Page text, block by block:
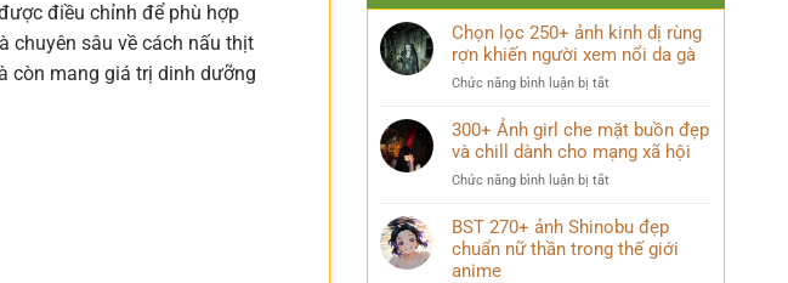
điều chỉnh để phù hợp
chuyên sâu về cách nấu thịt
còn mang giá trị dinh dưỡng
Chọn lọc 250+ ảnh kinh dị rùng
rợn khiến người xem nổi da gà
Chức năng bình luận bị tắt
lọc
250+
ảnh
kinh
rùng
rợn
300+ Ảnh girl che mặt buồn đẹp
và chill dành cho mạng xã hội
Chức năng bình luận bị tắt
Ảnh
girl
che
BST 270+ ảnh Shinobu đẹp
chuẩn nữ thần trong thế giới
anime